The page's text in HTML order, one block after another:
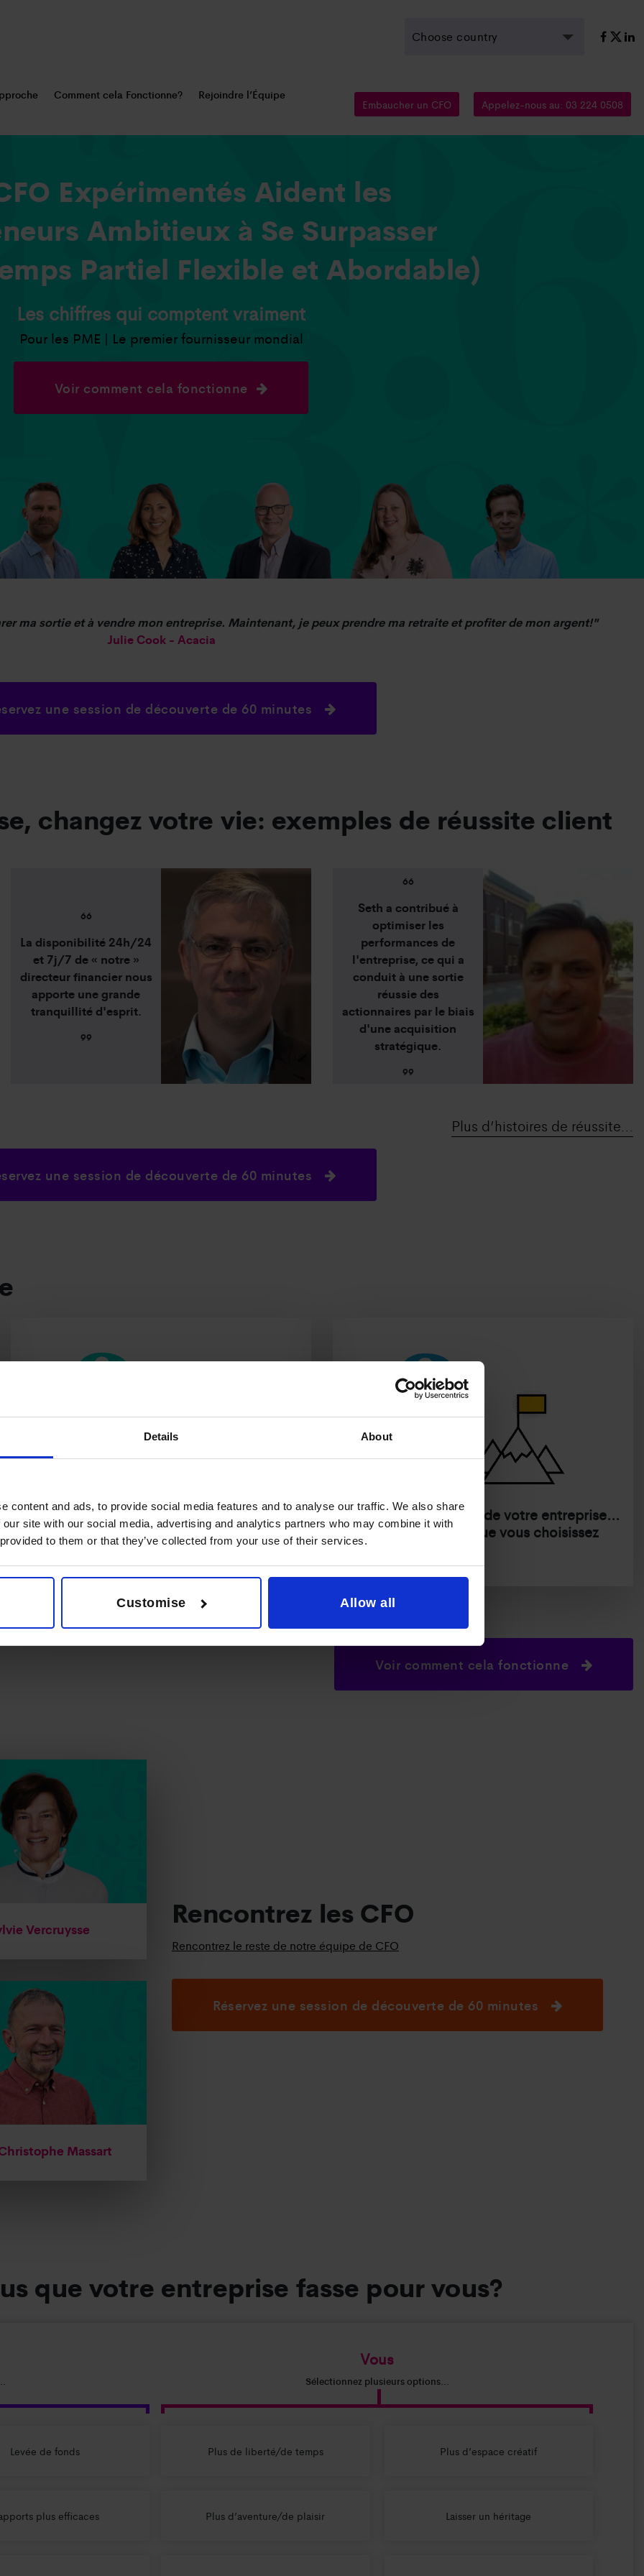
Details About
content and ads, to provide social media features and to analyse our traffic. We also share
site with our social media, advertising and analytics partners who may combine it with
to them or that they’ve collected from your use of their services.
Customise Allow all
Choose country
Comment cela Fonctionne? Rejoindre l’Équipe
Embaucher un CFO Appelez-nous au: 03 224 0508
Expérimentés Aident les
Ambitieux à Se Surpasser
Partiel Flexible et Abordable)
Les chiffres qui comptent vraiment
Pour les PME | Le premier fournisseur mondial
Voir comment cela fonctionne
ma sortie et à vendre mon entreprise. Maintenant, je peux prendre ma retraite et profiter de mon argent!"
Julie Cook - Acacia
une session de découverte de 60 minutes
changez votre vie: exemples de réussite client
66
La disponibilité 24h/24
et 7j/7 de « notre »
directeur financier nous
apporte une grande
tranquillité d'esprit.
99
66
Seth a contribué à
optimiser les
performances de
l'entreprise, ce qui a
conduit à une sortie
réussie des
actionnaires par le biais
d'une acquisition
stratégique.
99
Plus d’histoires de réussite...
une session de découverte de 60 minutes
Nous vous mettrons en relation
avec le CFO idéal
Concrétisez la vision de votre entreprise...
Pour vivre la vie que vous choisissez
Voir comment cela fonctionne
Rencontrez les CFO
Rencontrez le reste de notre équipe de CFO
Réservez une session de découverte de 60 minutes
Vercruysse
Massart
que votre entreprise fasse pour vous?
Levée de fonds
plus efficaces
Vous
Sélectionnez plusieurs options...
Plus de liberté/de temps Plus d’espace créatif
Plus d’aventure/de plaisir Laisser un héritage